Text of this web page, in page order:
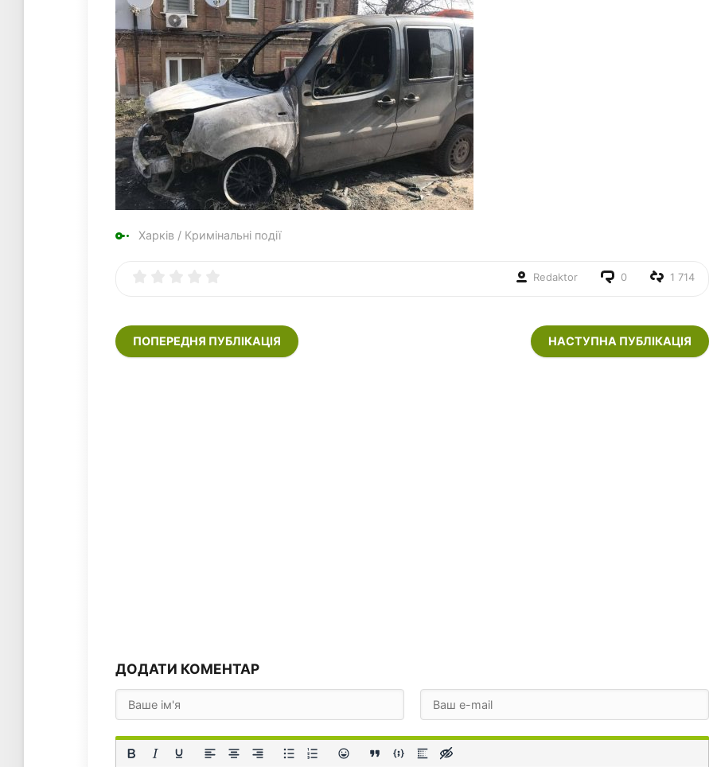
Харків / Кримінальні події
Redaktor 0 1 714
ПОПЕРЕДНЯ ПУБЛІКАЦІЯ НАСТУПНА ПУБЛІКАЦІЯ
ДОДАТИ КОМЕНТАР